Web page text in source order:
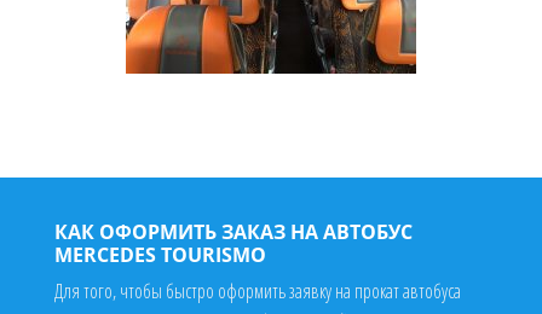
КАК ОФОРМИТЬ ЗАКАЗ НА АВТОБУС
MERCEDES TOURISMO
Для того, чтобы быстро оформить заявку на прокат автобуса